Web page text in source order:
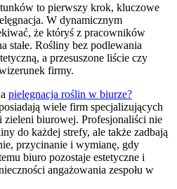
to pierwszy krok, kluczowe
W dynamicznym
że któryś z pracowników
stałe. Rośliny bez podlewania
a przesuszone liście czy
firmy.
pielęgnacja roślin w biurze?
wiele firm specjalizujących
zieleni biurowej. Profesjonaliści nie
do każdej strefy, ale także zadbają
przycinanie i wymianę, gdy
biuro pozostaje estetyczne i
angażowania zespołu w